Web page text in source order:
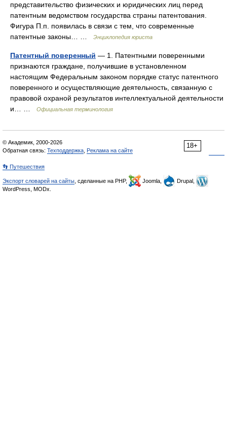
представительство физических и юридических лиц перед
патентным ведомством государства страны патентования.
Фигура П.п. появилась в связи с тем, что современные
патентные законы… …
Энциклопедия юриста
Патентный поверенный — 1. Патентными поверенными
признаются граждане, получившие в установленном
настоящим Федеральным законом порядке статус патентного
поверенного и осуществляющие деятельность, связанную с
правовой охраной результатов интеллектуальной деятельности
и… …
Официальная терминология
18+
© Академик, 2000-2026
Обратная связь: Техподдержка Реклама на сайте
👣 Путешествия
Экспорт словарей на сайты , сделанные на PHP, Joomla,
Drupal,
WordPress, MODx.